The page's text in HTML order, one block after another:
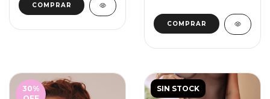
COMPRAR
COMPRAR
30%
SIN STOCK